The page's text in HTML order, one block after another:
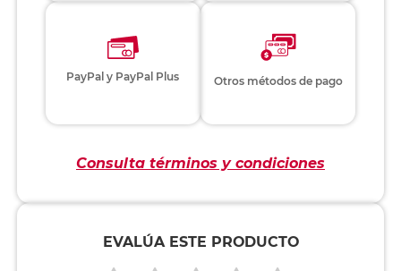
PayPal y PayPal Plus Otros métodos de pago
Consulta términos y condiciones
EVALÚA ESTE PRODUCTO